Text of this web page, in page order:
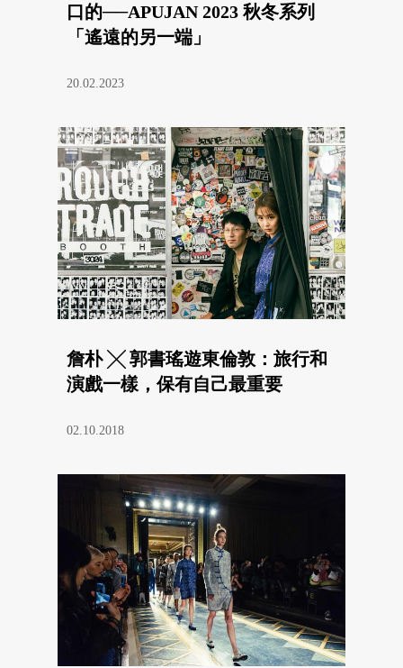
口的──APUJAN 2023 秋冬系列
「遙遠的另一端」
20.02.2023
詹朴 ╳ 郭書瑤遊東倫敦：旅行和
演戲一樣，保有自己最重要
02.10.2018